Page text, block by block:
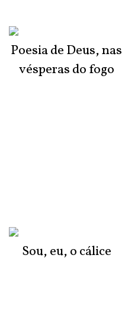
Poesia de Deus, nas
vésperas do fogo
Sou, eu, o cálice